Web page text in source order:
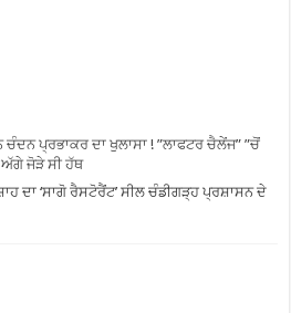
ਪ੍ਰਭਾਕਰ ਦਾ ਖੁਲਾਸਾ ! ”ਲਾਫਟਰ ਚੈਲੇਂਜ” ”ਚੋਂ
ਜੋੜੇ ਸੀ ਹੱਥ
ਦਾ ‘ਸਾਗੋ ਰੈਸਟੋਰੈਂਟ’ ਸੀਲ ਚੰਡੀਗੜ੍ਹ ਪ੍ਰਸ਼ਾਸਨ ਦੇ